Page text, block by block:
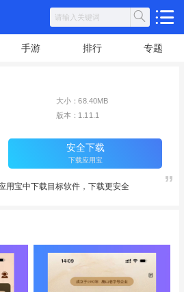
手游 排行 专题
大小：68.40MB
版本：1.11.1
安全下载
下载应用宝
用宝中下载目标软件，下载更安全